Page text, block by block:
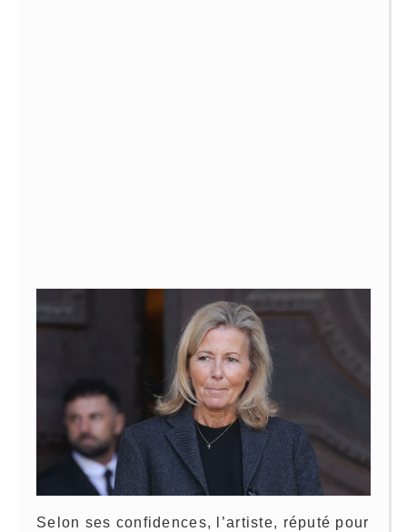
Selon ses confidences, l’artiste, réputé pour